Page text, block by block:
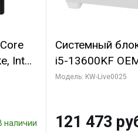
Intel
наличии
Системный
i5-13600KF
7, C14 8EC/
3xDP / 960 ГБ
Модель: KW-Live0025
121 473